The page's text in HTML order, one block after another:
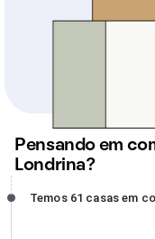
Pensando em
Londrina?
Temos 61 casas em
Temos 61 casas em